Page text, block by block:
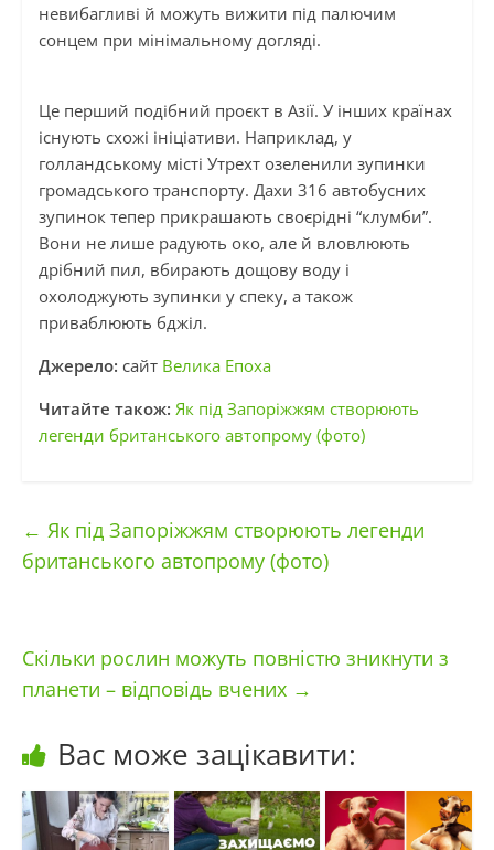
невибагливі й можуть вижити під палючим
сонцем при мінімальному догляді.
Це перший подібний проєкт в Азії. У інших країнах
існують схожі ініціативи. Наприклад, у
голландському місті Утрехт озеленили зупинки
громадського транспорту. Дахи 316 автобусних
зупинок тепер прикрашають своєрідні “клумби”.
Вони не лише радують око, але й вловлюють
дрібний пил, вбирають дощову воду і
охолоджують зупинки у спеку, а також
приваблюють бджіл.
Джерело: сайт Велика Епоха
Читайте також: Як під Запоріжжям створюють
легенди британського автопрому (фото)
← Як під Запоріжжям створюють легенди
британського автопрому (фото)
Скільки рослин можуть повністю зникнути з
планети – відповідь вчених →
Вас може зацікавити: